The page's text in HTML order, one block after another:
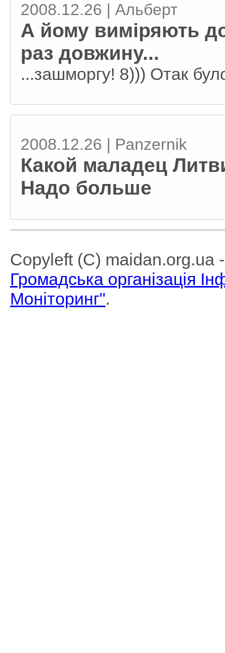
2008.12.26 | Альберт
А йому виміряють
раз довжину...
...зашморгу! 8))) Отак
2008.12.26 | Panzernik
Какой маладец
Надо больше
Copyleft (C) maidan.org.ua
Громадська організація
Моніторинг".